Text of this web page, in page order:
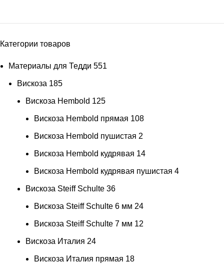
КК36голубые КК36 1
горный луг 1
горошек 15
горчица 1
Горчичный 2
Горький шоколад 6
гофре 1
Категории товаров
Материалы для Тедди 551
Вискоза 185
Вискоза Hembold 125
Вискоза Hembold прямая 108
Вискоза Hembold пушистая 2
Вискоза Hembold кудрявая 14
Вискоза Hembold кудрявая пушистая 4
Вискоза Steiff Schulte 36
Вискоза Steiff Schulte 6 мм 24
Вискоза Steiff Schulte 7 мм 12
Вискоза Италия 24
Вискоза Италия прямая 18